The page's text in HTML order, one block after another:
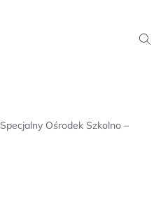
Specjalny Ośrodek Szkolno –